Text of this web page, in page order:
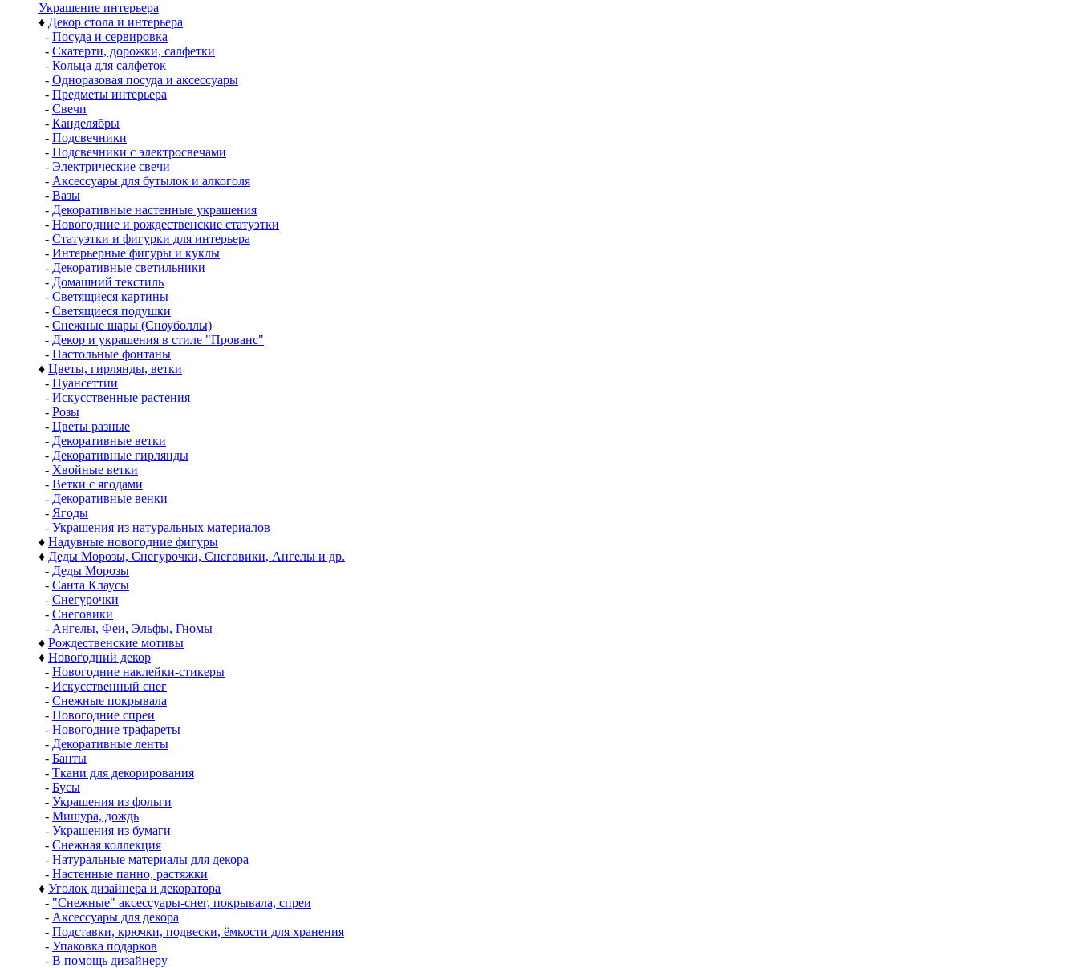
Украшение интерьера
♦ Декор стола и интерьера
- Посуда и сервировка
- Скатерти, дорожки, салфетки
- Кольца для салфеток
- Одноразовая посуда и аксессуары
- Предметы интерьера
- Свечи
- Канделябры
- Подсвечники
- Подсвечники с электросвечами
- Электрические свечи
- Аксессуары для бутылок и алкоголя
- Вазы
- Декоративные настенные украшения
- Новогодние и рождественские статуэтки
- Статуэтки и фигурки для интерьера
- Интерьерные фигуры и куклы
- Декоративные светильники
- Домашний текстиль
- Светящиеся картины
- Светящиеся подушки
- Снежные шары (Сноуболлы)
- Декор и украшения в стиле "Прованс"
- Настольные фонтаны
♦ Цветы, гирлянды, ветки
- Пуансеттии
- Искусственные растения
- Розы
- Цветы разные
- Декоративные ветки
- Декоративные гирлянды
- Хвойные ветки
- Ветки с ягодами
- Декоративные венки
- Ягоды
- Украшения из натуральных материалов
♦ Надувные новогодние фигуры
♦ Деды Морозы, Снегурочки, Снеговики, Ангелы и др.
- Деды Морозы
- Санта Клаусы
- Снегурочки
- Снеговики
- Ангелы, Феи, Эльфы, Гномы
♦ Рождественские мотивы
♦ Новогодний декор
- Новогодние наклейки-стикеры
- Искусственный снег
- Снежные покрывала
- Новогодние спреи
- Новогодние трафареты
- Декоративные ленты
- Банты
- Ткани для декорирования
- Бусы
- Украшения из фольги
- Мишура, дождь
- Украшения из бумаги
- Снежная коллекция
- Натуральные материалы для декора
- Настенные панно, растяжки
♦ Уголок дизайнера и декоратора
- "Снежные" аксессуары-снег, покрывала, спреи
- Аксессуары для декора
- Подставки, крючки, подвески, ёмкости для хранения
- Упаковка подарков
- В помощь дизайнеру